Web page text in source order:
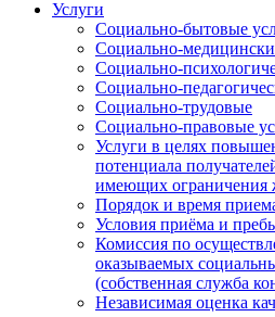
Услуги
Социально-бытовые
Социально-
Социально-
Социально-
Социально-трудовые
Социально-правовые
Услуги в целях
потенциала
имеющих ограничения
Порядок и время
Условия приёма и
Комиссия по
оказываемых
(собственная служба
Независимая оценка